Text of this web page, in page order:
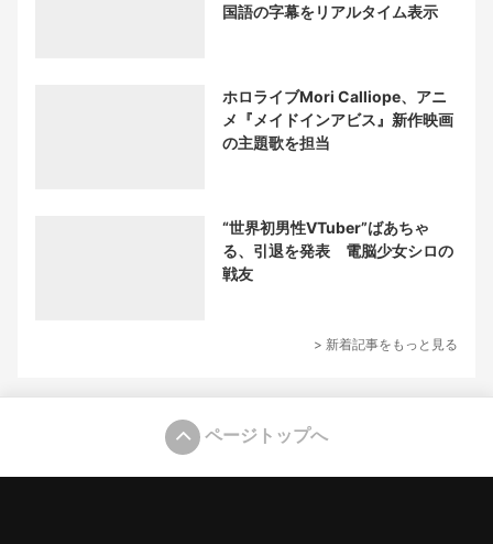
国語の字幕をリアルタイム表示
ホロライブMori Calliope、アニ
メ『メイドインアビス』新作映画
の主題歌を担当
“世界初男性VTuber”ばあちゃ
る、引退を発表 電脳少女シロの
戦友
> 新着記事をもっと見る
ページトップへ